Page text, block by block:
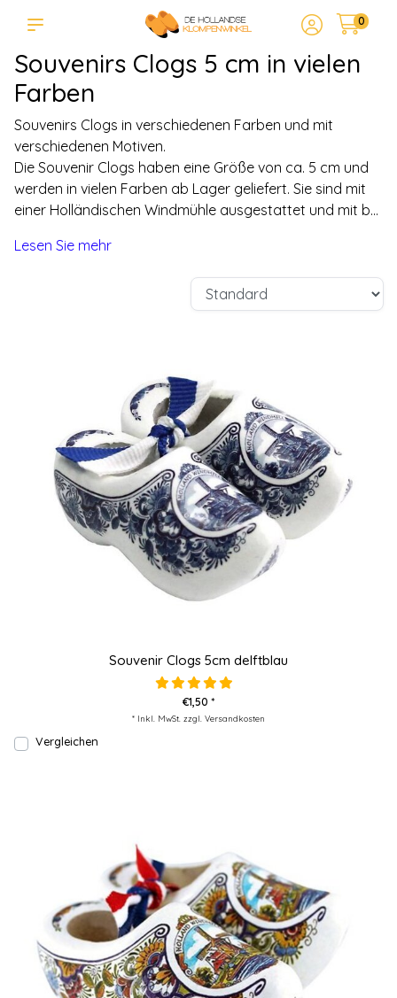
0
Souvenirs Clogs 5 cm in vielen
Farben
Souvenirs Clogs in verschiedenen Farben und mit
verschiedenen Motiven.
Die Souvenir Clogs haben eine Größe von ca. 5 cm und
werden in vielen Farben ab Lager geliefert. Sie sind mit
einer Holländischen Windmühle ausgestattet und mit b...
Lesen Sie mehr
Souvenir Clogs 5cm delftblau
€1,50 *
* Inkl. MwSt. zzgl. Versandkosten
Vergleichen